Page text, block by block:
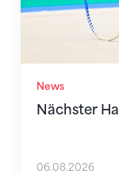
News
Nächster
06.08.2026